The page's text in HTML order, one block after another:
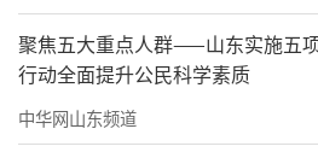
聚焦五大重点人群——山东实施五
行动全面提升公民科学素质
中华网山东频道